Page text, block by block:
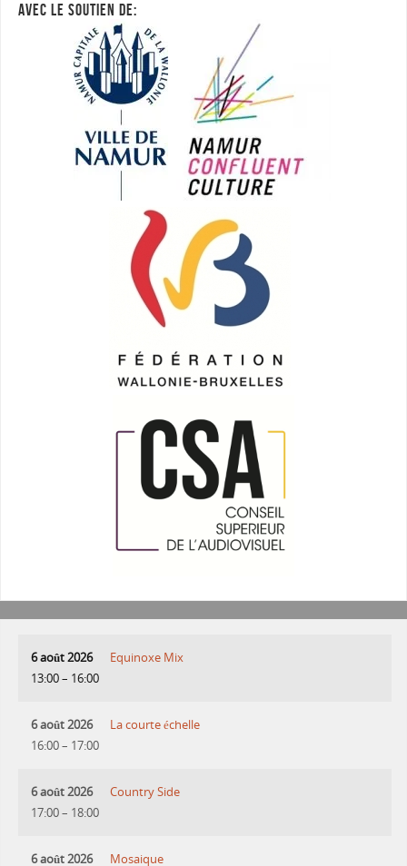
AVEC LE SOUTIEN DE:
6 août 2026
13:00– 16:00
Equinoxe Mix
6 août 2026
16:00– 17:00
La courte échelle
6 août 2026
17:00– 18:00
Country Side
6 août 2026 Mosaique